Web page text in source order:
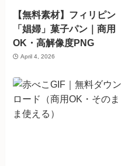
【無料素材】フィリピン
「娼婦」菓子パン｜商用
OK・高解像度PNG
April 4, 2026